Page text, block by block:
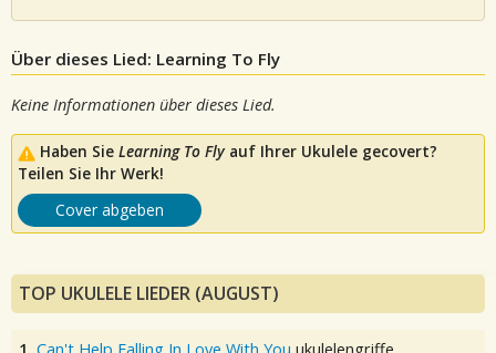
Über dieses Lied: Learning To Fly
Keine Informationen über dieses Lied.
Haben Sie Learning To Flyauf Ihrer Ukulele gecovert?
Teilen Sie Ihr Werk!
Cover abgeben
TOP UKULELE LIEDER (AUGUST)